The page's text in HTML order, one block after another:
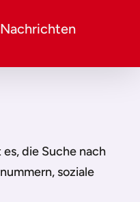
Nachrichten
die Suche nach
soziale